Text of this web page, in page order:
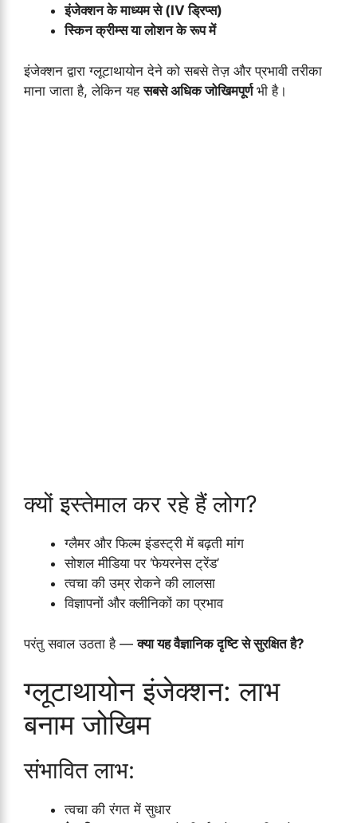
इंजेक्शन के माध्यम से (IV ड्रिप्स)
स्किन क्रीम्स या लोशन के रूप में
इंजेक्शन द्वारा ग्लूटाथायोन देने को सबसे तेज़ और प्रभावी तरीका
माना जाता है, लेकिन यहसबसे अधिक जोखिमपूर्णभी है।
क्यों इस्तेमाल कर रहे हैं लोग?
ग्लैमर और फिल्म इंडस्ट्री में बढ़ती मांग
सोशल मीडिया पर ‘फेयरनेस ट्रेंड’
त्वचा की उम्र रोकने की लालसा
विज्ञापनों और क्लीनिकों का प्रभाव
परंतु सवाल उठता है —क्या यह वैज्ञानिक दृष्टि से सुरक्षित है?
ग्लूटाथायोन इंजेक्शन: लाभ
बनाम जोखिम
संभावित लाभ:
त्वचा की रंगत में सुधार